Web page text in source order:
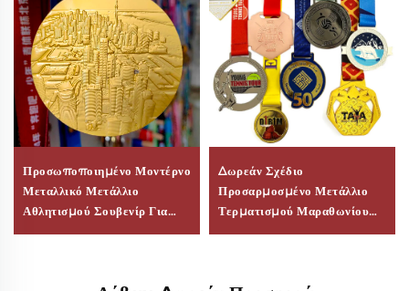
Προσωποποιημένο Μοντέρνο
Μεταλλικό Μετάλλιο
Αθλητισμού Σουβενίρ Για
Δωρεάν Σχέδιο
Προσαρμοσμένο Μετάλλιο
Τερματισμού Μαραθωνίου